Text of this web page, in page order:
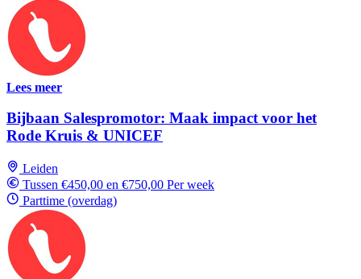
Lees meer
Bijbaan Salespromotor: Maak impact voor het
Rode Kruis & UNICEF
Leiden
Tussen €450,00 en €750,00 Per week
Parttime (overdag)